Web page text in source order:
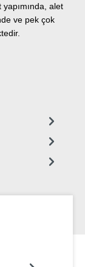
alet
ve pek çok